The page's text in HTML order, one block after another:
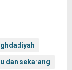
dan sekarang